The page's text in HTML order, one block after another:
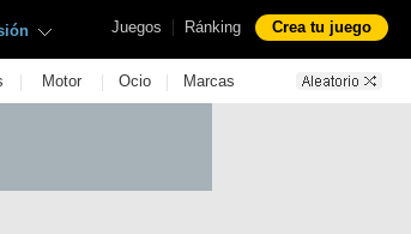
Juegos | Ránking Crea tu juego
| Motor | Ocio | Marcas